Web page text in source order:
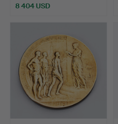
8 404 USD